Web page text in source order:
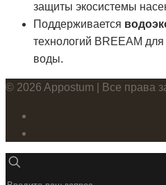
защиты экосистемы
Поддерживается
технологий BREEAM
воды.
© 2026 Appostum | Все права